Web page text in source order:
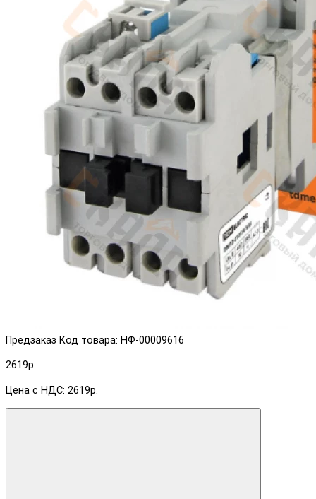
Предзаказ Код товара: НФ-00009616
2619р.
Цена с НДС: 2619р.